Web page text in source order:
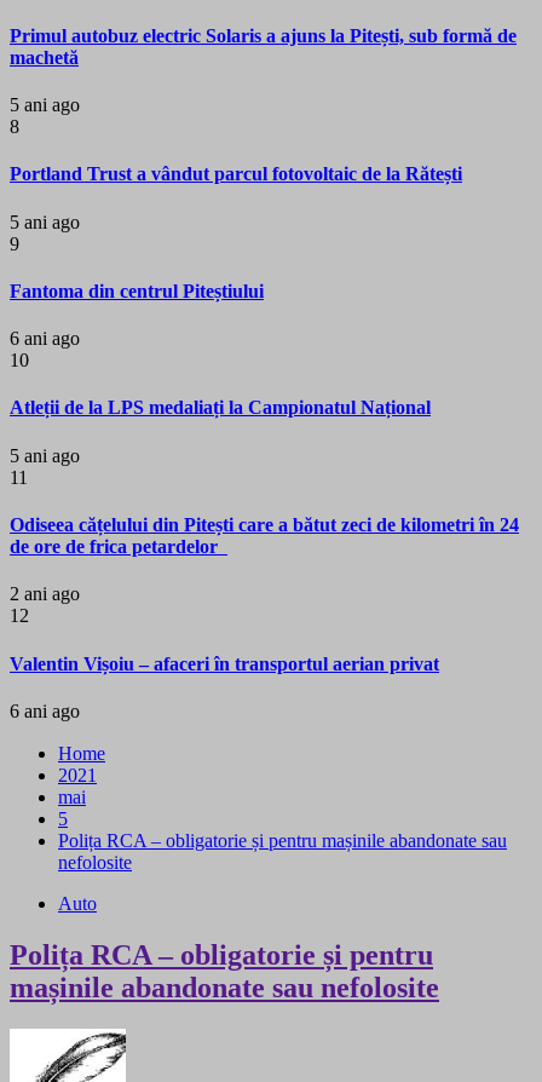
Primul autobuz electric Solaris a ajuns la Pitești, sub formă de
machetă
5 ani ago
8
Portland Trust a vândut parcul fotovoltaic de la Rătești
5 ani ago
9
Fantoma din centrul Piteștiului
6 ani ago
10
Atleții de la LPS medaliați la Campionatul Național
5 ani ago
11
Odiseea cățelului din Pitești care a bătut zeci de kilometri în 24
de ore de frica petardelor
2 ani ago
12
Valentin Vișoiu – afaceri în transportul aerian privat
6 ani ago
Home
2021
mai
5
Polița RCA – obligatorie și pentru mașinile abandonate sau
nefolosite
Auto
Polița RCA – obligatorie și pentru
mașinile abandonate sau nefolosite